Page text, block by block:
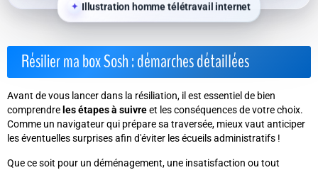
Illustration homme télétravail internet
Résilier ma box Sosh : démarches détaillées
Avant de vous lancer dans la résiliation, il est essentiel de bien
comprendre les étapes à suivreet les conséquences de votre choix.
Comme un navigateur qui prépare sa traversée, mieux vaut anticiper
les éventuelles surprises afin d'éviter les écueils administratifs !
Que ce soit pour un déménagement, une insatisfaction ou tout